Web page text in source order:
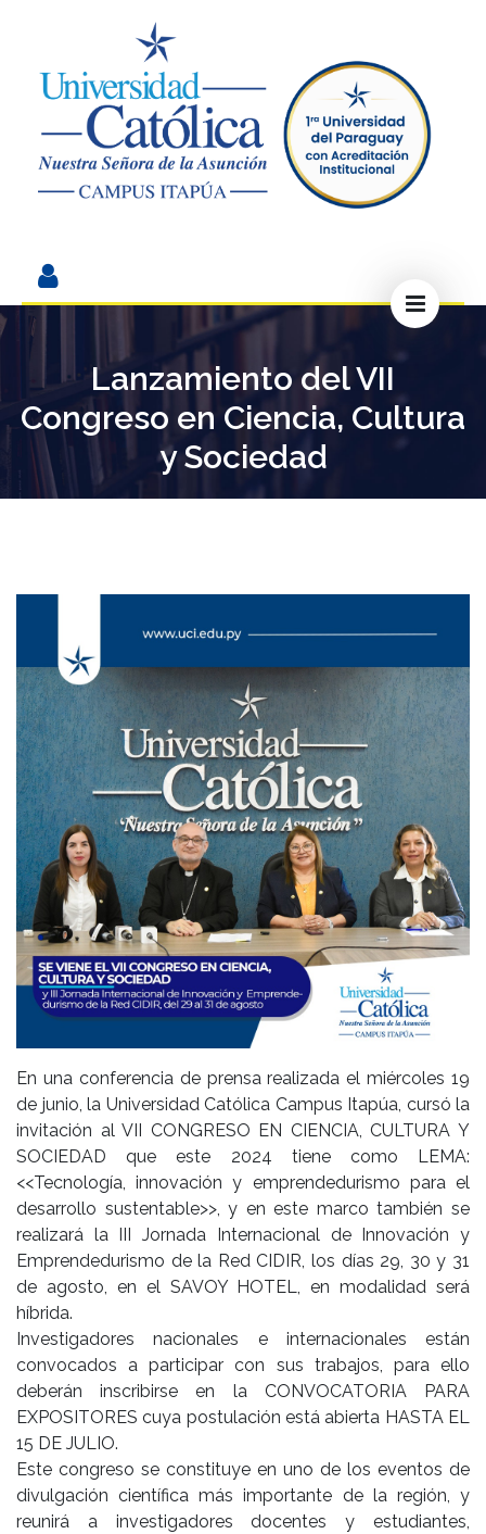
Lanzamiento del VII
Congreso en Ciencia, Cultura
y Sociedad
En una conferencia de prensa realizada el miércoles 19
de junio, la Universidad Católica Campus Itapúa, cursó la
invitación al VII CONGRESO EN CIENCIA, CULTURA Y
SOCIEDAD que este 2024 tiene como LEMA:
<<Tecnología, innovación y emprendedurismo para el
desarrollo sustentable>>, y en este marco también se
realizará la III Jornada Internacional de Innovación y
Emprendedurismo de la Red CIDIR, los días 29, 30 y 31
de agosto, en el SAVOY HOTEL, en modalidad será
híbrida.
Investigadores nacionales e internacionales están
convocados a participar con sus trabajos, para ello
deberán inscribirse en la CONVOCATORIA PARA
EXPOSITORES cuya postulación está abierta HASTA EL
15 DE JULIO.
Este congreso se constituye en uno de los eventos de
divulgación científica más importante de la región, y
reunirá a investigadores docentes y estudiantes,